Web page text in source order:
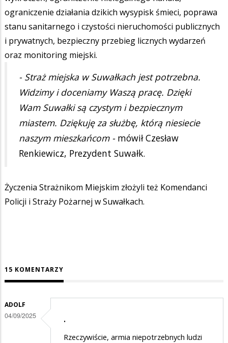
ograniczenie działania dzikich wysypisk śmieci, poprawa
stanu sanitarnego i czystości nieruchomości publicznych
i prywatnych, bezpieczny przebieg licznych wydarzeń
oraz monitoring miejski.
- Straż miejska w Suwałkach jest potrzebna.
Widzimy i doceniamy Waszą pracę. Dzięki
Wam Suwałki są czystym i bezpiecznym
miastem. Dziękuję za służbę, którą niesiecie
naszym mieszkańcom - mówił Czesław
Renkiewicz, Prezydent Suwałk.
Życzenia Strażnikom Miejskim złożyli też Komendanci
Policji i Straży Pożarnej w Suwałkach.
15 KOMENTARZY
ADOLF
04/09/2025 .
Rzeczywiście, armia niepotrzebnych ludzi